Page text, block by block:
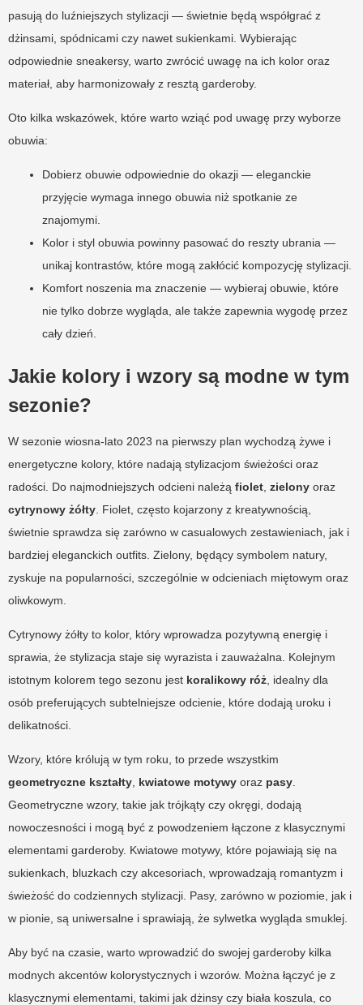
pasują do luźniejszych stylizacji — świetnie będą współgrać z
dżinsami, spódnicami czy nawet sukienkami. Wybierając
odpowiednie sneakersy, warto zwrócić uwagę na ich kolor oraz
materiał, aby harmonizowały z resztą garderoby.
Oto kilka wskazówek, które warto wziąć pod uwagę przy wyborze
obuwia:
Dobierz obuwie odpowiednie do okazji — eleganckie
przyjęcie wymaga innego obuwia niż spotkanie ze
znajomymi.
Kolor i styl obuwia powinny pasować do reszty ubrania —
unikaj kontrastów, które mogą zakłócić kompozycję stylizacji.
Komfort noszenia ma znaczenie — wybieraj obuwie, które
nie tylko dobrze wygląda, ale także zapewnia wygodę przez
cały dzień.
Jakie kolory i wzory są modne w tym
sezonie?
W sezonie wiosna-lato 2023 na pierwszy plan wychodzą żywe i
energetyczne kolory, które nadają stylizacjom świeżości oraz
radości. Do najmodniejszych odcieni należą fiolet zielony oraz
cytrynowy żółty . Fiolet, często kojarzony z kreatywnością,
świetnie sprawdza się zarówno w casualowych zestawieniach, jak i
bardziej eleganckich outfits. Zielony, będący symbolem natury,
zyskuje na popularności, szczególnie w odcieniach miętowym oraz
oliwkowym.
Cytrynowy żółty to kolor, który wprowadza pozytywną energię i
sprawia, że stylizacja staje się wyrazista i zauważalna. Kolejnym
istotnym kolorem tego sezonu jest koralikowy róż , idealny dla
osób preferujących subtelniejsze odcienie, które dodają uroku i
delikatności.
Wzory, które królują w tym roku, to przede wszystkim
geometryczne kształty kwiatowe motywy oraz pasy
Geometryczne wzory, takie jak trójkąty czy okręgi, dodają
nowoczesności i mogą być z powodzeniem łączone z klasycznymi
elementami garderoby. Kwiatowe motywy, które pojawiają się na
sukienkach, bluzkach czy akcesoriach, wprowadzają romantyzm i
świeżość do codziennych stylizacji. Pasy, zarówno w poziomie, jak i
w pionie, są uniwersalne i sprawiają, że sylwetka wygląda smuklej.
Aby być na czasie, warto wprowadzić do swojej garderoby kilka
modnych akcentów kolorystycznych i wzorów. Można łączyć je z
klasycznymi elementami, takimi jak dżinsy czy biała koszula, co